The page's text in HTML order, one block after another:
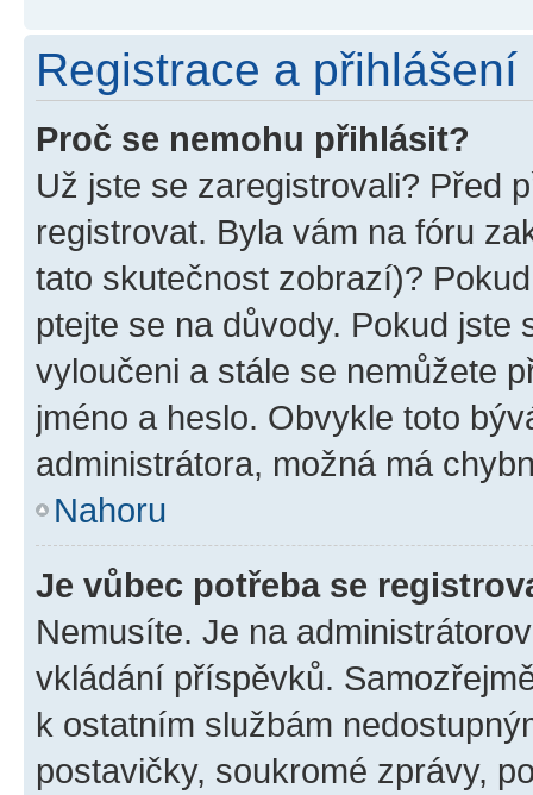
Registrace a přihlášení
Proč se nemohu přihlásit?
Už jste se zaregistrovali? Před
registrovat. Byla vám na fóru
tato skutečnost zobrazí)?
ptejte se na důvody. Pokud jste
vyloučeni a stále se nemůžete
jméno a heslo. Obvykle toto
administrátora, možná má
Nahoru
Je vůbec potřeba se
Nemusíte. Je na
vkládání příspěvků.
k ostatním službám
postavičky, soukromé zprávy,